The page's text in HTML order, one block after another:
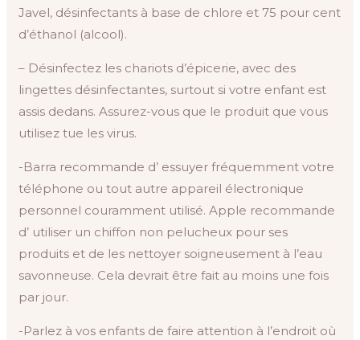
Javel, désinfectants à base de chlore et 75 pour cent
d’éthanol (alcool).
– Désinfectez les chariots d’épicerie, avec des
lingettes désinfectantes, surtout si votre enfant est
assis dedans. Assurez-vous que le produit que vous
utilisez tue les virus.
-Barra recommande d’ essuyer fréquemment votre
téléphone ou tout autre appareil électronique
personnel couramment utilisé. Apple recommande
d’ utiliser un chiffon non pelucheux pour ses
produits et de les nettoyer soigneusement à l’eau
savonneuse. Cela devrait être fait au moins une fois
par jour.
-Parlez à vos enfants de faire attention à l’endroit où